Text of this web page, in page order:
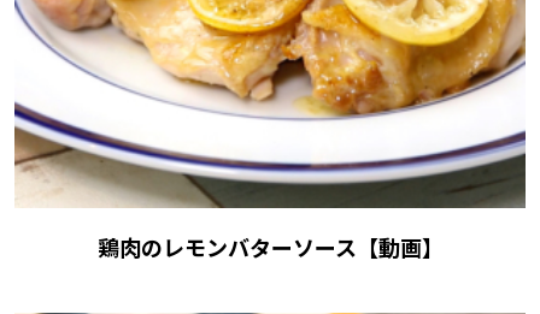
鶏肉のレモンバターソース【動画】